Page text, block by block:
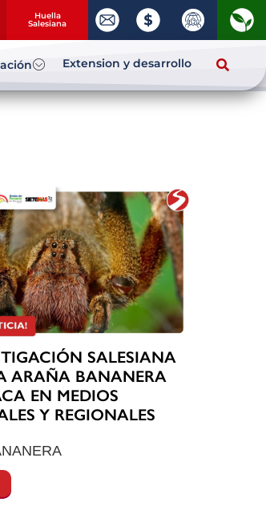
Huella
Salesiana
Extension y desarrollo
SALESIANA
ARAÑA BANANERA
EN MEDIOS
Y REGIONALES